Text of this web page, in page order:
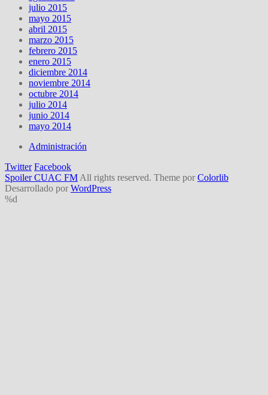
julio 2015
mayo 2015
abril 2015
marzo 2015
febrero 2015
enero 2015
diciembre 2014
noviembre 2014
octubre 2014
julio 2014
junio 2014
mayo 2014
Administración
Twitter Facebook
Spoiler CUAC FM All rights reserved. Theme por Colorlib
Desarrollado por WordPress
%d